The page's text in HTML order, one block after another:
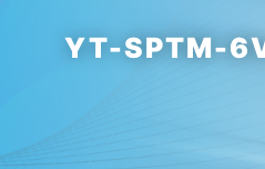
YT-SPTM-